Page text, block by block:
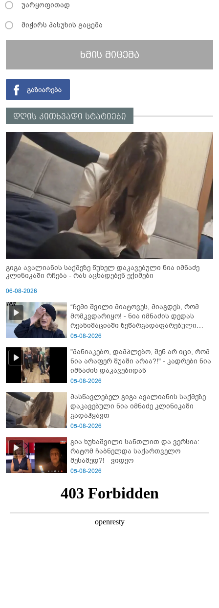
უარყოფითად
მიჭირს პასუხის გაცემა
ხმის მიცემა
დღის კითხვადი სტატიები
გიგა ავალიანის საქმეზე წუხელ დაკავებული ნია იმნაძე
კლინიკაში რჩება - რას აცხადებენ ექიმები
06-08-2026
“ჩემი შვილი მიატოვეს, მიაგდეს, რომ
მომკვდარიყო! - ნია იმნაძის დედას
რეანიმაციაში ზეწარგადაფარებული
შვილი არ უნახავს” - გიგა ავალიანის
05-08-2026
"მანიაკებო, დამპლებო, შენ არ იცი, რომ
ნია არაფერ შუაში არაა?!" - კადრები ნია
იმნაძის დაკავებიდან
05-08-2026
მასწავლებელ გიგა ავალიანის საქმეზე
დაკავებული ნია იმნაძე კლინიკაში
გადაჰყავთ
05-08-2026
გია ხუხაშვილი სანთლით და ვერსია:
რატომ ჩაბნელდა საქართველო
მესამედ?! - ვიდეო
05-08-2026